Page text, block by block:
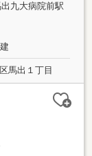
九大病院前駅
馬出１丁目